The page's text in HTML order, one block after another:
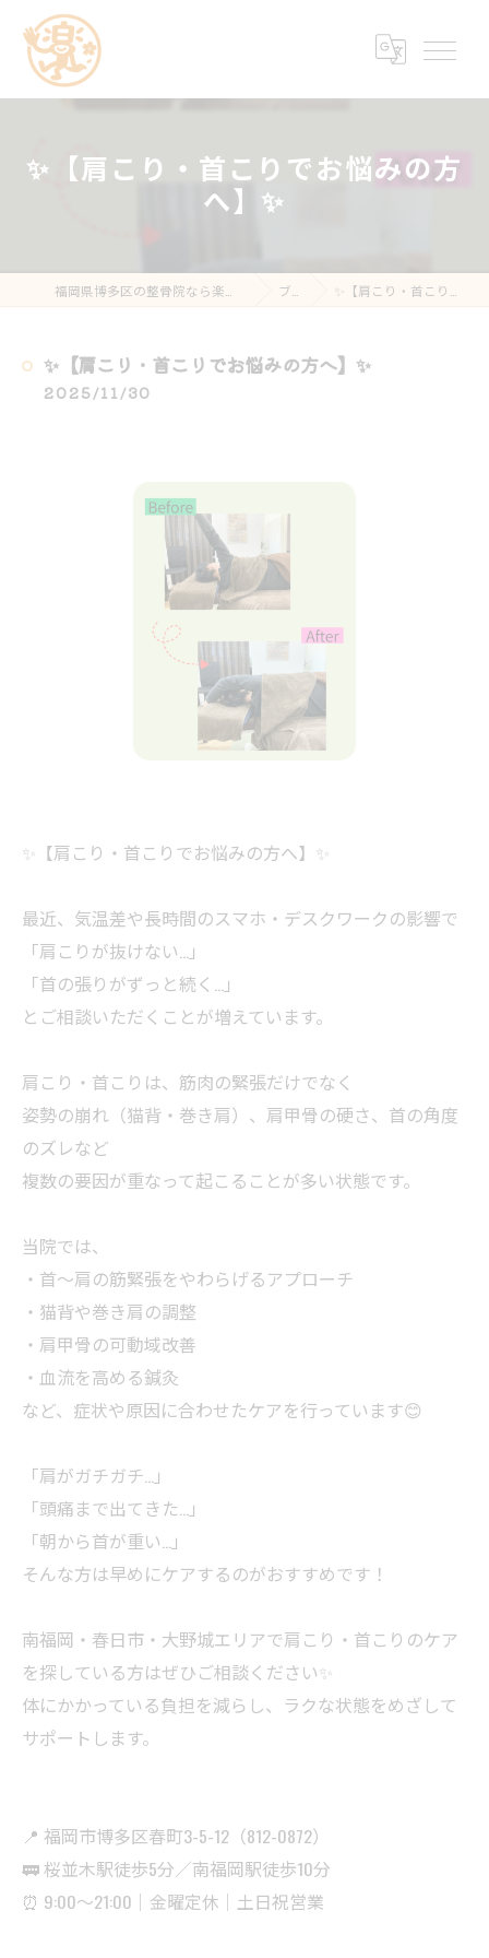
✨【肩こり・首こりでお悩みの方
へ】✨
ブログ ✨【肩こり・首こりでお悩みの方へ】✨
✨【肩こり・首こりでお悩みの方へ】✨
2025/11/30
✨【肩こり・首こりでお悩みの方へ】✨
最近、気温差や長時間のスマホ・デスクワークの影響で
「肩こりが抜けない…」
「首の張りがずっと続く…」
とご相談いただくことが増えています。
肩こり・首こりは、筋肉の緊張だけでなく
姿勢の崩れ（猫背・巻き肩）、肩甲骨の硬さ、首の角度
のズレなど
複数の要因が重なって起こることが多い状態です。
当院では、
・首〜肩の筋緊張をやわらげるアプローチ
・猫背や巻き肩の調整
・肩甲骨の可動域改善
・血流を高める鍼灸
など、症状や原因に合わせたケアを行っています😊
「肩がガチガチ…」
「頭痛まで出てきた…」
「朝から首が重い…」
そんな方は早めにケアするのがおすすめです！
南福岡・春日市・大野城エリアで肩こり・首こりのケア
を探している方はぜひご相談ください✨
体にかかっている負担を減らし、ラクな状態をめざして
サポートします。
📍 福岡市博多区春町3-5-12（812-0872）
🚃 桜並木駅徒歩5分／南福岡駅徒歩10分
⏰ 9:00〜21:00｜金曜定休｜土日祝営業